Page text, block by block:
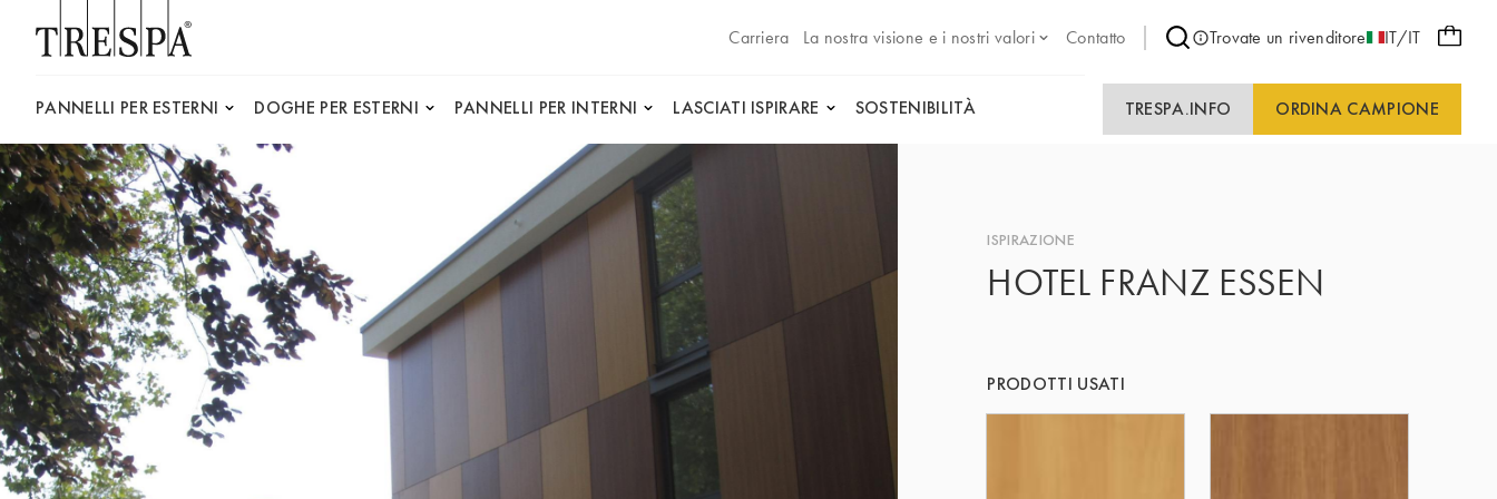
Carriera
La nostra visione e i nostri valori Contatto Trovate un rivenditore IT/IT
PANNELLI PER ESTERNI DOGHE PER ESTERNI PANNELLI PER INTERNI LASCIATI ISPIRARE SOSTENIBILITÀ TRESPA.INFO ORDINA CAMPIONE
ISPIRAZIONE
HOTEL FRANZ ESSEN
PRODOTTI USATI